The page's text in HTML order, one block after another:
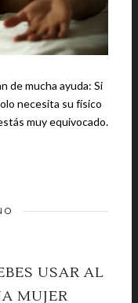
mucha ayuda: Si
necesita su físico
muy equivocado.
USAR AL
MUJER